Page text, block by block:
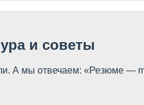
и советы
А мы отвечаем: «Резюме —